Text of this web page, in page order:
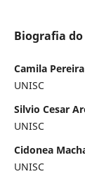
Biografia
Camila
UNISC
Silvio Cesar
UNISC
Cidonea
UNISC